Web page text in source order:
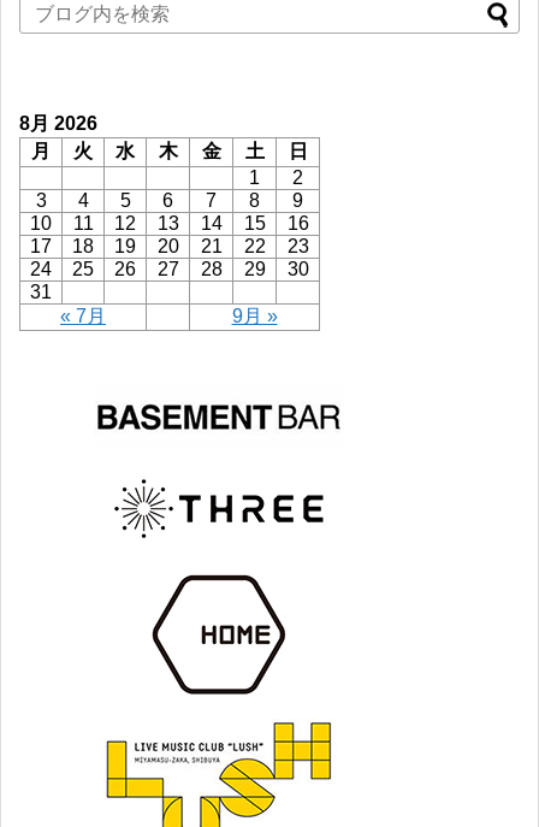
8月 2026
月
火 水 木 金 土
日
1
2
3
4 5 6 7 8
9
10
11 12 13 14 15
16
17
18 19 20 21 22
23
24
25 26 27 28 29
30
31
« 7月
9月 »